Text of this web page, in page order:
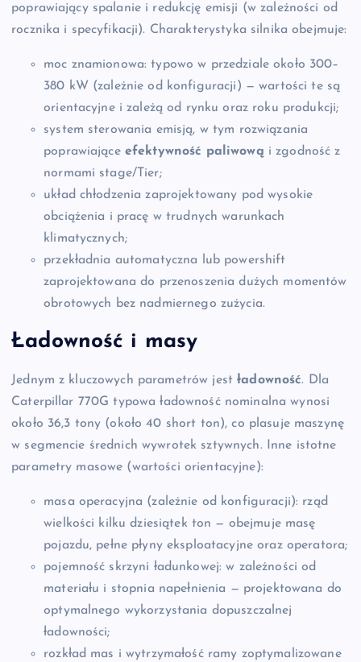
poprawiający spalanie i redukcję emisji (w zależności od
rocznika i specyfikacji). Charakterystyka silnika obejmuje:
moc znamionowa: typowo w przedziale około 300–
380 kW (zależnie od konfiguracji) — wartości te są
orientacyjne i zależą od rynku oraz roku produkcji;
system sterowania emisją, w tym rozwiązania
poprawiające efektywność paliwową i zgodność z
normami stage/Tier;
układ chłodzenia zaprojektowany pod wysokie
obciążenia i pracę w trudnych warunkach
klimatycznych;
przekładnia automatyczna lub powershift
zaprojektowana do przenoszenia dużych momentów
obrotowych bez nadmiernego zużycia.
Ładowność i masy
Jednym z kluczowych parametrów jestładowność. Dla
Caterpillar 770G typowa ładowność nominalna wynosi
około 36,3 tony (około 40 short ton), co plasuje maszynę
w segmencie średnich wywrotek sztywnych. Inne istotne
parametry masowe (wartości orientacyjne):
masa operacyjna (zależnie od konfiguracji): rząd
wielkości kilku dziesiątek ton — obejmuje masę
pojazdu, pełne płyny eksploatacyjne oraz operatora;
pojemność skrzyni ładunkowej: w zależności od
materiału i stopnia napełnienia — projektowana do
optymalnego wykorzystania dopuszczalnej
ładowności;
rozkład mas i wytrzymałość ramy zoptymalizowane